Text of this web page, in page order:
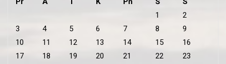
1
2
3
4 5 6 7 8
9
10
11 12 13 14 15
16
17
18 19 20 21 22
23